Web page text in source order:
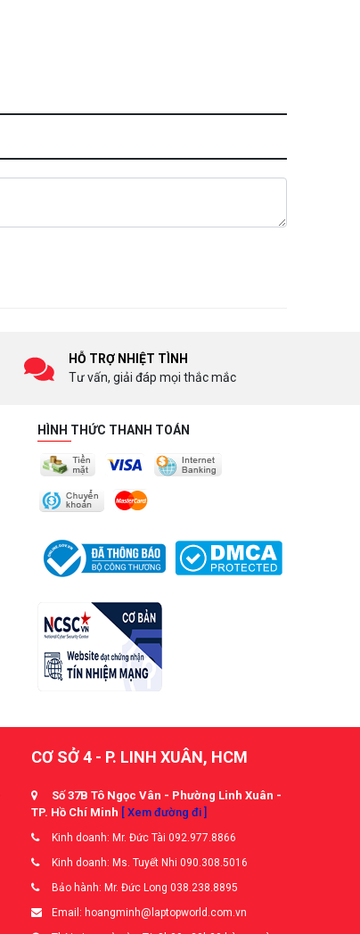
HỖ TRỢ NHIỆT TÌNH
Tư vấn, giải đáp mọi thắc mắc
HÌNH THỨC THANH TOÁN
CƠ SỞ 4 - P. LINH XUÂN, HCM
Số 37B Tô Ngọc Vân - Phường Linh Xuân -
TP. Hồ Chí Minh [ Xem đường đi ]
Kinh doanh: Mr. Đức Tài 092.977.8866
Kinh doanh: Ms. Tuyết Nhi 090.308.5016
Bảo hành: Mr. Đức Long 038.238.8895
Email: hoangminh@laptopworld.com.vn